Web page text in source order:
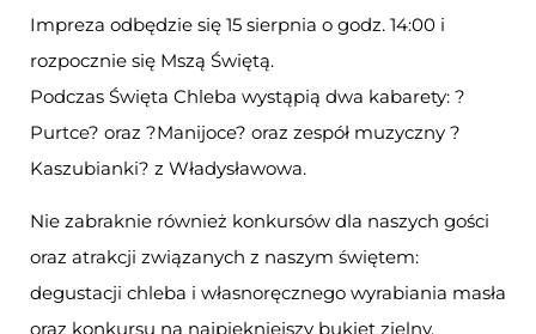
Impreza odbędzie się 15 sierpnia o godz. 14:00 i
rozpocznie się Mszą Świętą.
Podczas Święta Chleba wystąpią dwa kabarety: ?
Purtce? oraz ?Manijoce? oraz zespół muzyczny ?
Kaszubianki? z Władysławowa.
Nie zabraknie również konkursów dla naszych gości
oraz atrakcji związanych z naszym świętem:
degustacji chleba i własnoręcznego wyrabiania masła
oraz konkursu na najpiękniejszy bukiet zielny.